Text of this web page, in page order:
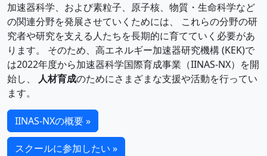
加速器科学、および素粒子、原子核、物質・生命科学など
の関連分野を発展させていくためには、 これらの分野の研
究者や研究を支える人たちを長期的に育てていく必要があ
ります。 そのため、高エネルギー加速器研究機構 (KEK)で
は2022年度から加速器科学国際育成事業（IINAS-NX）を開
始し、 人材育成のためにさまざまな支援や活動を行ってい
ます。
IINAS-NXの概要 »
スクールに参加したい »